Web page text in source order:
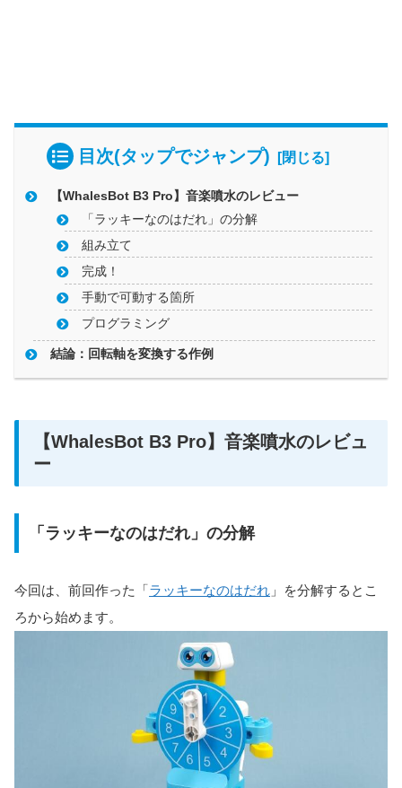
目次(タップでジャンプ)
【WhalesBot B3 Pro】音楽噴水のレビュー
「ラッキーなのはだれ」の分解
組み立て
完成！
手動で可動する箇所
プログラミング
結論：回転軸を変換する作例
【WhalesBot B3 Pro】音楽噴水のレビュ
ー
「ラッキーなのはだれ」の分解
今回は、前回作った「ラッキーなのはだれ 」を分解するとこ
ろから始めます。